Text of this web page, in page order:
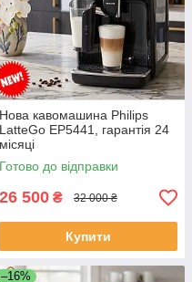
Нова кавомашина Philips
LatteGo EP5441, гарантія 24
місяці
Готово до відправки
26 500 ₴ 32 000 ₴
Купити
–16%